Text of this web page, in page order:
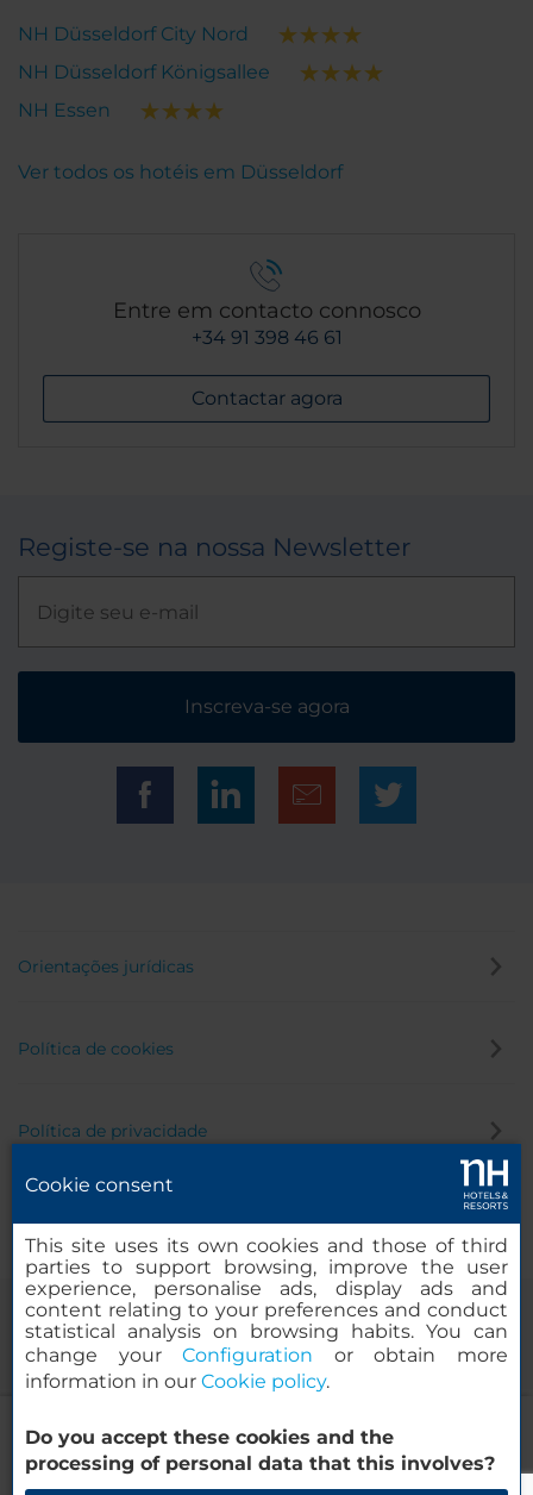
NH Düsseldorf City
NH Düsseldorf City Nord
NH Düsseldorf Königsallee
NH Essen
Ver todos os hotéis em Düsseldorf
Entre em contacto connosco
+34 91 398 46 61
Contactar agora
Registe-se na nossa Newsletter
Inscreva-se agora
Orientações jurídicas
Política de cookies
Política de privacidade
© 2000-2026 MINOR HOTELS EUROPE & AMERICAS Santa Engracia
120. 28003 Madrid, Espanha
Cookie consent
This site uses its own cookies and those of third
parties to support browsing, improve the user
experience, personalise ads, display ads and
content relating to your preferences and conduct
statistical analysis on browsing habits. You can
change yourConfiguration or obtain more
information in our Cookie policy.
Do you accept these cookies and the
processing of personal data that this involves?